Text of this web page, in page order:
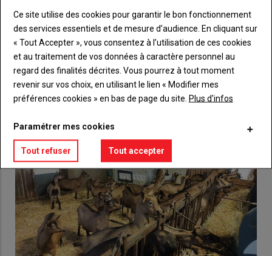
Lien Créez un compte
VOUS AIMEREZ AUSSI
Ce site utilise des cookies pour garantir le bon fonctionnement
des services essentiels et de mesure d’audience. En cliquant sur
« Tout Accepter », vous consentez à l’utilisation de ces cookies
et au traitement de vos données à caractère personnel au
regard des finalités décrites. Vous pourrez à tout moment
revenir sur vos choix, en utilisant le lien « Modifier mes
préférences cookies » en bas de page du site. Plus d'infos
Paramétrer mes cookies
Tout refuser Tout accepter